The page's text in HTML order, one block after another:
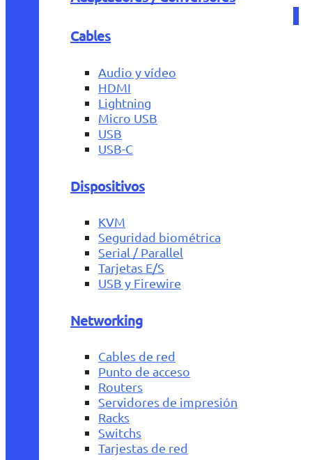
Cables
Audio y vídeo
HDMI
Lightning
Micro USB
USB
USB-C
Dispositivos
KVM
Seguridad biométrica
Serial / Parallel
Tarjetas E/S
USB y Firewire
Networking
Cables de red
Punto de acceso
Routers
Servidores de impresión
Racks
Switchs
Tarjestas de red